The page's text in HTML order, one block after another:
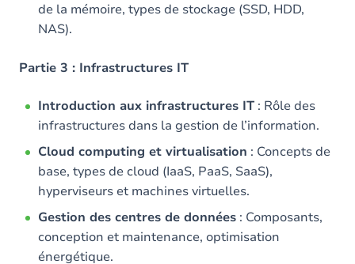
de la mémoire, types de stockage (SSD, HDD,
NAS).
Partie 3 : Infrastructures IT
Introduction aux infrastructures IT : Rôle des
infrastructures dans la gestion de l’information.
Cloud computing et virtualisation : Concepts de
base, types de cloud (IaaS, PaaS, SaaS),
hyperviseurs et machines virtuelles.
Gestion des centres de données : Composants,
conception et maintenance, optimisation
énergétique.